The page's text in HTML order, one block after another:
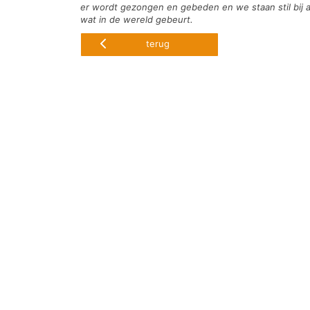
er wordt gezongen en gebeden en we staan stil bij
wat in de wereld gebeurt.
terug